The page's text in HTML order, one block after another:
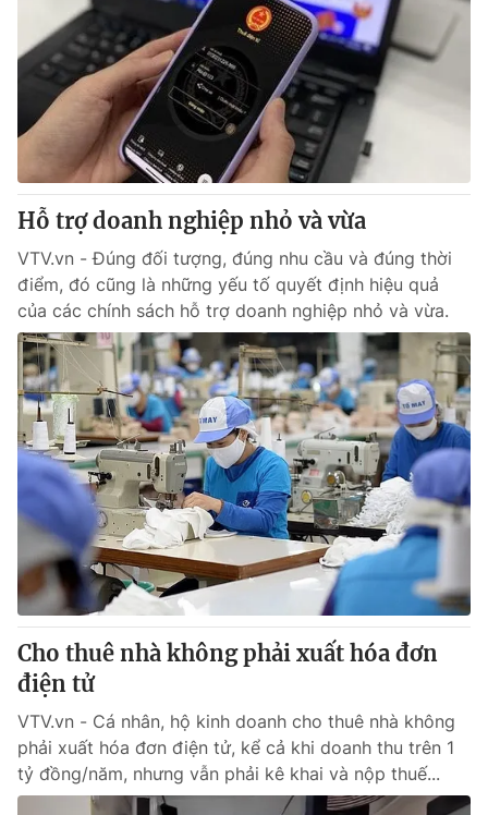
VTV Sức khoẻ Bất động sản
Thị trường 24h Tấm lòng Việt
VTV4 Vươn mình bằng AI
VTV8
Liên hệ tòa soạn English
THỜI BÁO VTV
Theo dõi báo trên
Cơ quan chủ quản:Đài Truyền hình Việt Nam
Cơ quan báo chí:Thời báo VTV
Giấy phép hoạt động báo in và báo điện tử số 483/GP-BTTTT
cấp ngày 29/12/2023
Tổng Biên tập:Vũ Thanh Thủy
Phó Tổng Biên tập:
Nguyễn Trọng Ninh
Tổng đài VTV: 024.38 355 931 - 024.38 355 932
Ðiện thoại Thời báo VTV:024.66 897 897
Email:toasoan@vtv.vn
Hỗ trợ doanh nghiệp nhỏ và vừa
VTV.vn - Đúng đối tượng, đúng nhu cầu và đúng thời
điểm, đó cũng là những yếu tố quyết định hiệu quả
của các chính sách hỗ trợ doanh nghiệp nhỏ và vừa.
Cho thuê nhà không phải xuất hóa đơn
điện tử
VTV.vn - Cá nhân, hộ kinh doanh cho thuê nhà không
phải xuất hóa đơn điện tử, kể cả khi doanh thu trên 1
tỷ đồng/năm, nhưng vẫn phải kê khai và nộp thuế...